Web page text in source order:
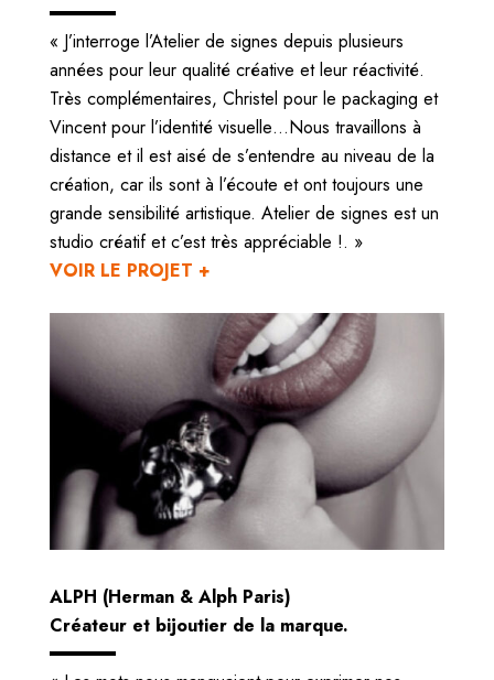
« J’interroge l’Atelier de signes depuis plusieurs
années pour leur qualité créative et leur réactivité.
Très complémentaires, Christel pour le packaging et
Vincent pour l’identité visuelle…Nous travaillons à
distance et il est aisé de s’entendre au niveau de la
création, car ils sont à l’écoute et ont toujours une
grande sensibilité artistique. Atelier de signes est un
studio créatif et c’est très appréciable !. »
VOIR LE PROJET +
ALPH (Herman & Alph Paris)
Créateur et bijoutier de la marque.